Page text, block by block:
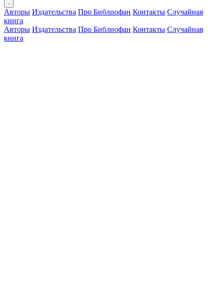
Авторы Издательства Про Библиофан Контакты Случайная
книга
Авторы Издательства Про Библиофан Контакты Случайная
книга